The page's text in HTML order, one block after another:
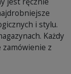
i stylu.
Każdy
z